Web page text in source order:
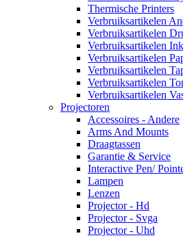
Thermische Printers
Verbruiksartikelen
Verbruiksartikelen
Verbruiksartikelen
Verbruiksartikelen
Verbruiksartikelen
Verbruiksartikelen
Verbruiksartikelen
Projectoren
Accessoires - Andere
Arms And Mounts
Draagtassen
Garantie & Service
Interactive Pen/
Lampen
Lenzen
Projector - Hd
Projector - Svga
Projector - Uhd